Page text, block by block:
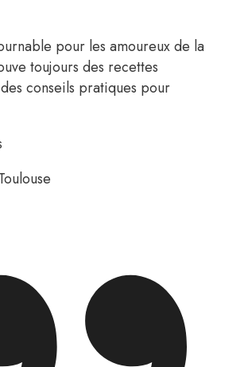
pour les amoureux de la
toujours des recettes
conseils pratiques pour